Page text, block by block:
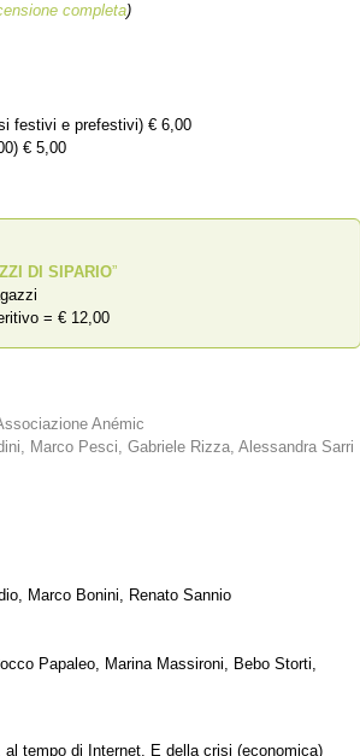
completa)
festivi e prefestivi) € 6,00
€ 5,00
DI SIPARIO”
= € 12,00
Anémic
Marco Pesci, Gabriele Rizza, Alessandra Sarri
Marco Bonini, Renato Sannio
Papaleo, Marina Massironi, Bebo Storti,
tempo di Internet. E della crisi (economica)